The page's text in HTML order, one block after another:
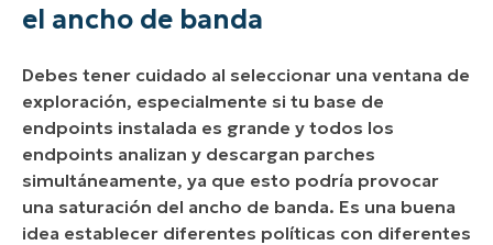
el ancho de banda
Debes tener cuidado al seleccionar una ventana de
exploración, especialmente si tu base de
endpoints instalada es grande y todos los
endpoints analizan y descargan parches
simultáneamente, ya que esto podría provocar
una saturación del ancho de banda. Es una buena
idea establecer diferentes políticas con diferentes